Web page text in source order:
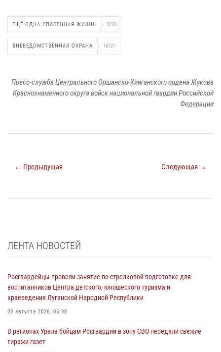
ЕЩЁ ОДНА СПАСЕННАЯ ЖИЗНЬ 3220
ВНЕВЕДОМСТВЕННАЯ ОХРАНА 16121
Пресс-служба Центрального Оршанско-Хинганского ордена Жукова
Краснознаменного округа войск национальной гвардии Российской
Федерации
← Предыдущая Следующая →
ЛЕНТА НОВОСТЕЙ
Росгвардейцы провели занятие по стрелковой подготовке для
воспитанников Центра детского, юношеского туризма и
краеведения Луганской Народной Республики
09 августа 2026, 05:00
В регионах Урала бойцам Росгвардии в зону СВО передали свежие
тиражи газет